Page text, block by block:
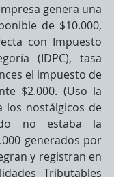
genera una
de $10.000,
con Impuesto
(IDPC), tasa
el impuesto de
$2.000. (Uso la
los nostálgicos de
no estaba la
generados por
y registran en
Tributables